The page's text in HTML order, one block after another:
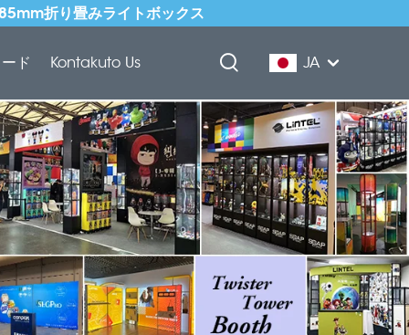
折り畳みライトボックス
ド Kontakuto Us JA